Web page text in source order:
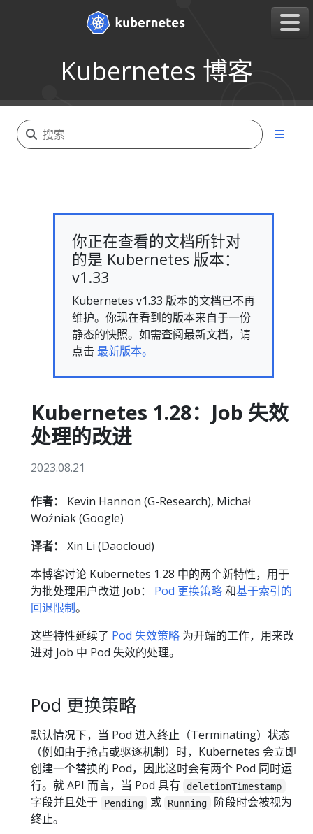
Kubernetes 博客
你正在查看的文档所针对
的是 Kubernetes 版本：
v1.33
Kubernetes v1.33 版本的文档已不再
维护。你现在看到的版本来自于一份
静态的快照。如需查阅最新文档，请
点击 最新版本。
Kubernetes 1.28：Job 失效
处理的改进
2023.08.21
作者：
Kevin Hannon (G-Research), Michał
Woźniak (Google)
译者：
Xin Li (Daocloud)
本博客讨论 Kubernetes 1.28 中的两个新特性，用于
为批处理用户改进 Job： Pod 更换策略和基于索引的
回退限制。
这些特性延续了 Pod 失效策略 为开端的工作，用来改
进对 Job 中 Pod 失效的处理。
Pod 更换策略
默认情况下，当 Pod 进入终止（Terminating）状态
（例如由于抢占或驱逐机制）时，Kubernetes 会立即
创建一个替换的 Pod，因此这时会有两个 Pod 同时运
行。就 API 而言，当 Pod 具有
deletionTimestamp
字段并且处于 Pending 或 Running
阶段时会被视为
终止。